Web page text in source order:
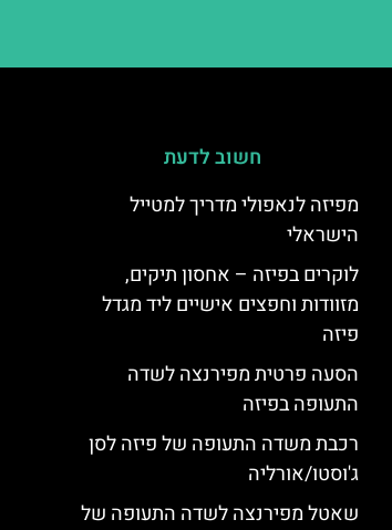
חשוב לדעת
מפיזה לנאפולי מדריך למטייל
הישראלי
לוקרים בפיזה – אחסון תיקים,
מזוודות וחפצים אישיים ליד מגדל
פיזה
הסעה פרטית מפירנצה לשדה
התעופה בפיזה
רכבת משדה התעופה של פיזה לסן
ג'וסטו/אורליה
שאטל מפירנצה לשדה התעופה של